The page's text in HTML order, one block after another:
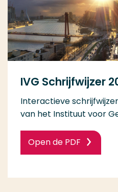
IVG Schrijfwijzer
Interactieve
van het Instituut voor
Open de PDF